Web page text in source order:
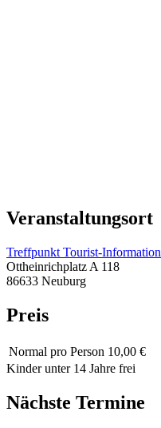
Veranstaltungsort
Treffpunkt Tourist-Information
Ottheinrichplatz A 118
86633 Neuburg
Preis
Normal pro Person 10,00 €
Kinder unter 14 Jahre frei
Nächste Termine